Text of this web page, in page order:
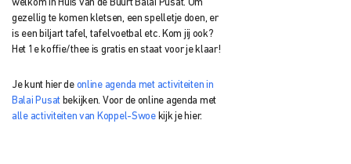
welkom in Huis van de Buurt Balai Pusat. Om
gezellig te komen kletsen, een spelletje doen, er
is een biljart tafel, tafelvoetbal etc. Kom jij ook?
Het 1e koffie/thee is gratis en staat voor je klaar!
Je kunt hier de online agenda met activiteiten in
Balai Pusatbekijken. Voor de online agenda met
alle activiteiten van Koppel-Swoekijk je hier.